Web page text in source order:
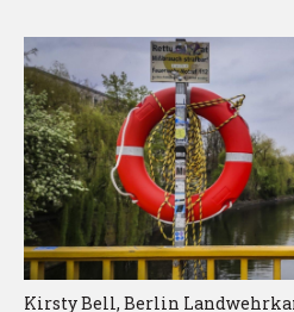
Kirsty Bell, Berlin